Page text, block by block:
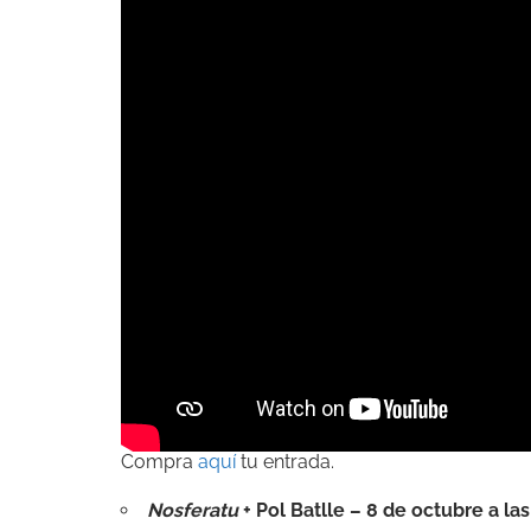
Compra aquítu entrada.
Nosferatu+ Pol Batlle – 8 de octubre a